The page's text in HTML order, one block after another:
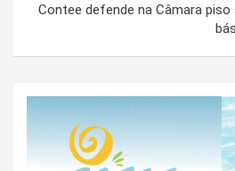
Contee defende na Câmara piso